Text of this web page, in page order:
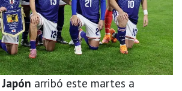
Japón arribó este martes a